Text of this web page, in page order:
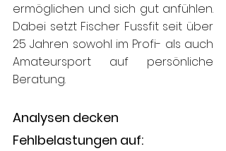
ermöglichen und sich gut anfühlen.
Dabei setzt Fischer Fussfit seit über
25 Jahren sowohl im Profi- als auch
Amateursport auf persönliche
Beratung.
Analysen decken
Fehlbelastungen auf: